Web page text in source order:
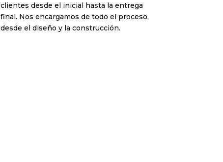
clientes desde el inicial hasta la entrega
final. Nos encargamos de todo el proceso,
desde el diseño y la construcción.